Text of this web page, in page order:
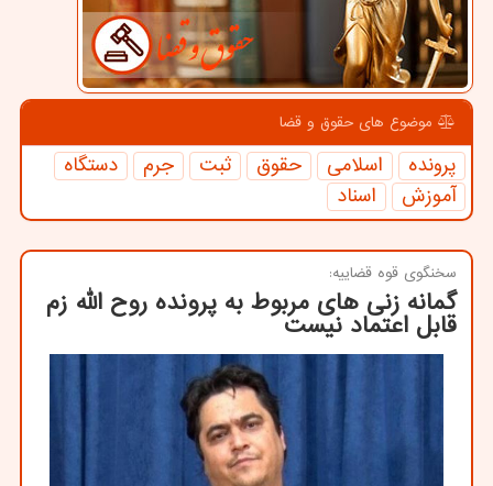
موضوع های حقوق و قضا
پرونده اسلامی حقوق ثبت جرم
دستگاه
آموزش
اسناد
سخنگوی قوه قضاییه:
گمانه زنی های مربوط به پرونده روح الله زم
قابل اعتماد نیست